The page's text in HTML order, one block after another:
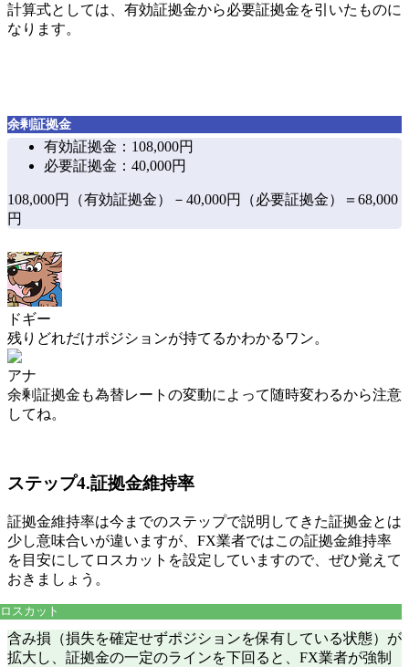
計算式としては、有効証拠金から必要証拠金を引いたものに
なります。
余剰証拠金
有効証拠金：108,000円
必要証拠金：40,000円
108,000円（有効証拠金）－40,000円（必要証拠金）＝68,000
円
ドギー
残りどれだけポジションが持てるかわかるワン。
アナ
余剰証拠金も為替レートの変動によって随時変わるから注意
してね。
ステップ4.証拠金維持率
証拠金維持率は今までのステップで説明してきた証拠金とは
少し意味合いが違いますが、 FX業者ではこの証拠金維持率
を目安にしてロスカットを設定 していますので、ぜひ覚えて
おきましょう。
ロスカット
含み損（損失を確定せずポジションを保有している状態）が
拡大し、証拠金の一定のラインを下回ると、FX業者が強制